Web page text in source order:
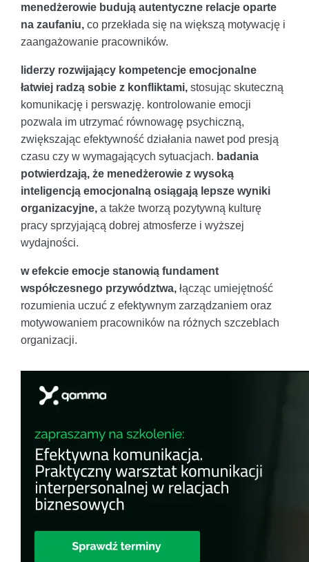
menedżerowie budują autentyczne relacje oparte
na zaufaniu, co przekłada się na większą motywację i
zaangażowanie pracowników.
liderzy rozwijający kompetencje emocjonalne
łatwiej radzą sobie z konfliktami, stosując skuteczną
komunikację i perswazję. kontrolowanie emocji
pozwala im utrzymać równowagę psychiczną,
zwiększając efektywność działania nawet pod presją
czasu czy w wymagających sytuacjach. badania
potwierdzają, że menedżerowie z wysoką
inteligencją emocjonalną osiągają lepsze wyniki
organizacyjne, a także tworzą pozytywną kulturę
pracy sprzyjającą dobrej atmosferze i wyższej
wydajności.
w efekcie emocje stanowią fundament
współczesnego przywództwa, łącząc umiejętność
rozumienia uczuć z efektywnym zarządzaniem oraz
motywowaniem pracowników na różnych szczeblach
organizacji.